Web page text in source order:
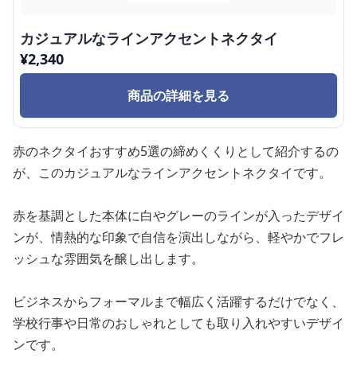
カジュアルなラインアクセントネクタイ
¥2,340
商品の詳細を見る
赤のネクタイおすすめ5選の締めくくりとして紹介するの
が、このカジュアルなラインアクセントネクタイです。
赤を基調とした本体に白やグレーのラインが入ったデザイ
ンが、情熱的な印象で自信を演出しながら、軽やかでフレ
ッシュな雰囲気を醸し出します。
ビジネスからフォーマルまで幅広く活躍するだけでなく、
学校行事や日常のおしゃれとしても取り入れやすいデザイ
ンです。